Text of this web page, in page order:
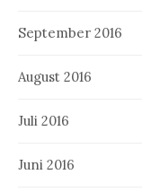
September 2016
August 2016
Juli 2016
Juni 2016